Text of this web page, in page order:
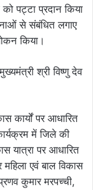
पट्टा प्रदान किया
से संबंधित लगाए
किया।
कार्यों पर आधारित
में जिले की
यात्रा पर आधारित
एवं बाल विकास
कुमार मरपच्ची,